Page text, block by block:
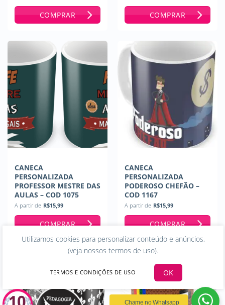
COMPRAR COMPRAR
CANECA
PERSONALIZADA
PROFESSOR MESTRE DAS
AULAS – COD 1075
A partir de R$15,99
COMPRAR
CANECA
PERSONALIZADA
PODEROSO CHEFÃO –
COD 1167
A partir de R$15,99
COMPRAR
Chame no Whatsapp
Utilizamos cookies para personalizar conteúdo e anúncios,
(veja nossos termos de uso).
TERMOS E CONDIÇÕES DE USO OK